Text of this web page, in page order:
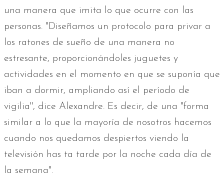
una manera que imita lo que ocurre con las
personas. "Diseñamos un protocolo para privar a
los ratones de sueño de una manera no
estresante, proporcionándoles juguetes y
actividades en el momento en que se suponía que
iban a dormir, ampliando así el período de
vigilia", dice Alexandre. Es decir, de una "forma
similar a lo que la mayoría de nosotros hacemos
cuando nos quedamos despiertos viendo la
televisión has ta tarde por la noche cada día de
la semana".